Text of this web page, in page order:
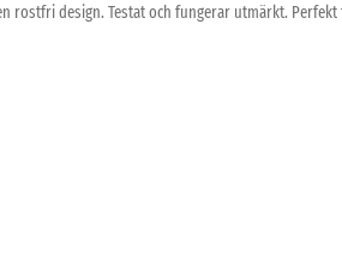
rostfri design. Testat och fungerar utmärkt.